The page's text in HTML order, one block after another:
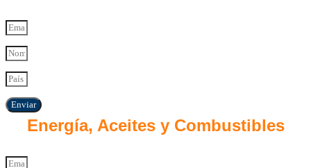
Enviar
Energía, Aceites y Combustibles